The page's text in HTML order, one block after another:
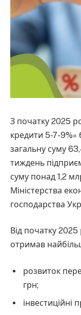
З початку 2025
кредити 5-7-9%»
загальну суму
тиждень
суму понад 1,2
Міністерства
господарства
Від початку
отримав
розвиток
грн;
інвестиційні